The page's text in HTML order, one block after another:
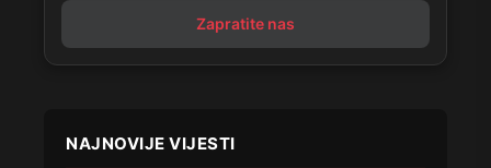
Zapratite nas
NAJNOVIJE VIJESTI